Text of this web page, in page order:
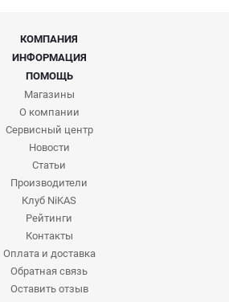
КОМПАНИЯ
ИНФОРМАЦИЯ
ПОМОЩЬ
Магазины
О компании
Сервисный центр
Новости
Статьи
Производители
Клуб NiKAS
Рейтинги
Контакты
Оплата и доставка
Обратная связь
Оставить отзыв